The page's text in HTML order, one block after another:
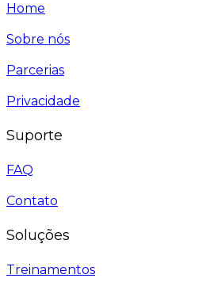
Home
Sobre nós
Parcerias
Privacidade
Suporte
FAQ
Contato
Soluções
Treinamentos